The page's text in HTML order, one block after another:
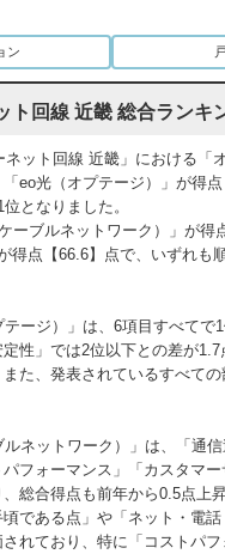
ン
ト回線 近畿 総合ランキ
ネット回線 近畿」における「
eo光（オプテージ）」が得
となりました。
ーブルネットワーク）」が得
得点【66.6】点で、いずれも
テージ）」は、6項目すべてで
性」では2位以下との差が
た、発表されているすべて
ルネットワーク）」は、「通
フォーマンス」「カスタマ
総合得点も前年から0.5点上
である点」や「ネット・電
れており、特に「コストパ